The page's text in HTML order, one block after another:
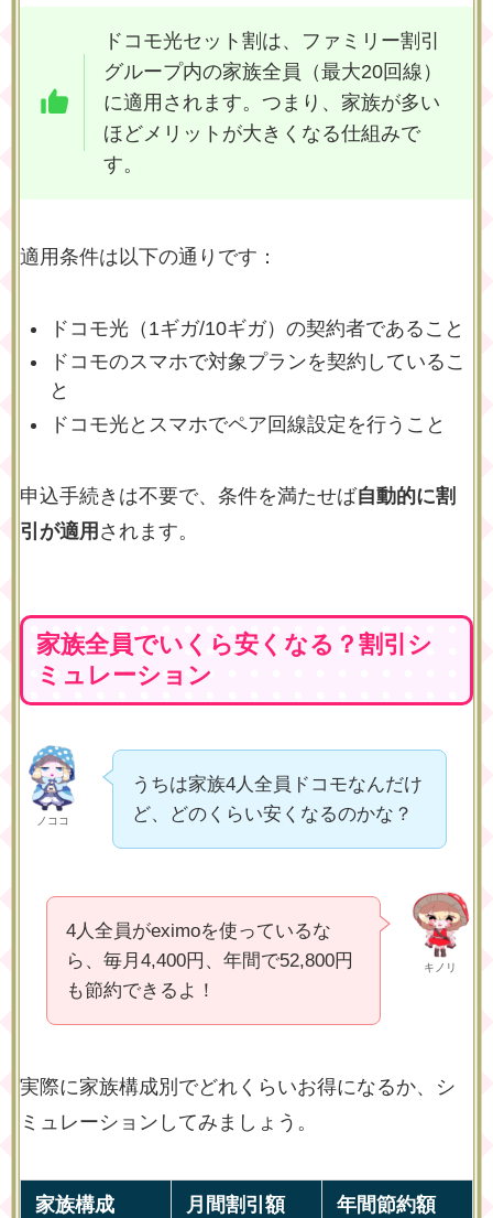
ドコモ光セット割は、ファミリー割引
グループ内の家族全員（最大20回線）
に適用されます。つまり、家族が多い
ほどメリットが大きくなる仕組みで
す。
適用条件は以下の通りです：
ドコモ光（1ギガ/10ギガ）の契約者であること
ドコモのスマホで対象プランを契約しているこ
と
ドコモ光とスマホでペア回線設定を行うこと
申込手続きは不要で、条件を満たせば自動的に割
引が適用 されます。
家族全員でいくら安くなる？割引シ
ミュレーション
ノココ
うちは家族4人全員ドコモなんだけ
ど、どのくらい安くなるのかな？
キノリ
4人全員がeximoを使っているな
ら、毎月4,400円、年間で52,800円
も節約できるよ！
実際に家族構成別でどれくらいお得になるか、シ
ミュレーションしてみましょう。
家族構成 月間割引額 年間節約額